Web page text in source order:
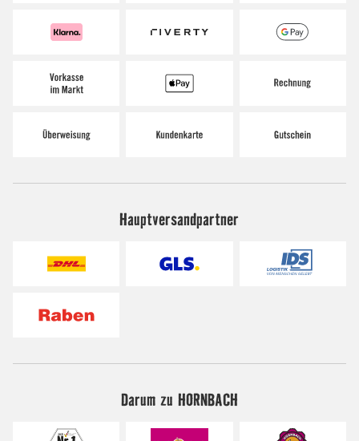
Hauptversandpartner
Darum zu HORNBACH